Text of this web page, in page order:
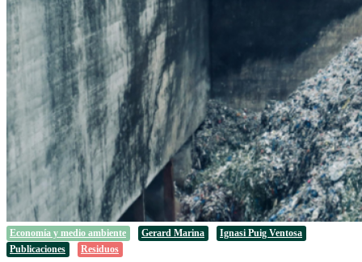
Economía y medio ambiente Gerard Marina
Ignasi Puig Ventosa
Publicaciones
Residuos